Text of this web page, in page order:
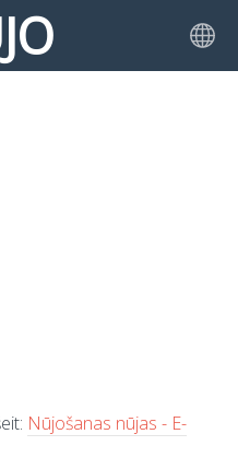
Nūjošanas nūjas - E-